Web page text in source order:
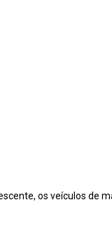
os veículos de